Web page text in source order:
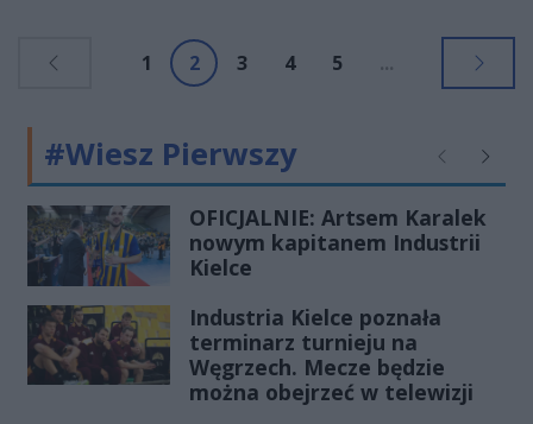
podczas zawodów reprezentowała
Zuzanna Kołomańska, zawodniczka
1 2 3 4 5 ...
#Wiesz Pierwszy Poprzednie
OFICJALNIE: Artsem Karalek
nowym kapitanem Industrii
Kielce
Industria Kielce poznała
terminarz turnieju na
Węgrzech. Mecze będzie
można obejrzeć w telewizji